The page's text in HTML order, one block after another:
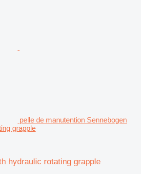
pelle de manutention Sennebogen
grapple
hydraulic rotating grapple